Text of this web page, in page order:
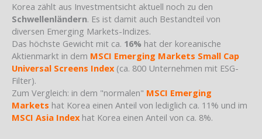
Korea zählt aus Investmentsicht aktuell noch zu den
Schwellenländern. Es ist damit auch Bestandteil von
diversen Emerging Markets-Indizes.
Das höchste Gewicht mit ca. 16% hat der koreanische
Aktienmarkt in dem MSCI Emerging Markets Small Cap
Universal Screens Index (ca. 800 Unternehmen mit ESG-
Filter).
Zum Vergleich: in dem "normalen" MSCI Emerging
Markets hat Korea einen Anteil von lediglich ca. 11% und im
MSCI Asia Index hat Korea einen Anteil von ca. 8%.